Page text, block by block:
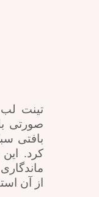
تینت
صورتی
بافتی
کرد.
از آن